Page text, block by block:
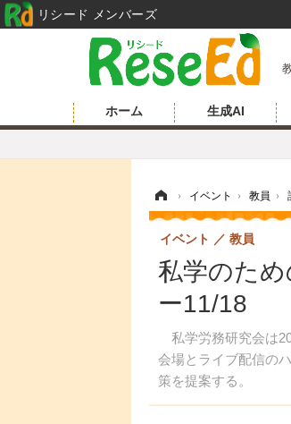
ホーム 生成AI
› イベント › 教員 ›
私学のた
ー11/18
私学労務研究会は
会場とライブ配信の
策を提案する。
イベント 教員
リシード メンバーズ